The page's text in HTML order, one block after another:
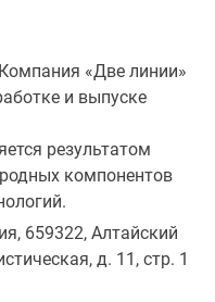
Компания «Две линии»
и выпуске
результатом
компонентов
659322, Алтайский
д. 11, стр. 1